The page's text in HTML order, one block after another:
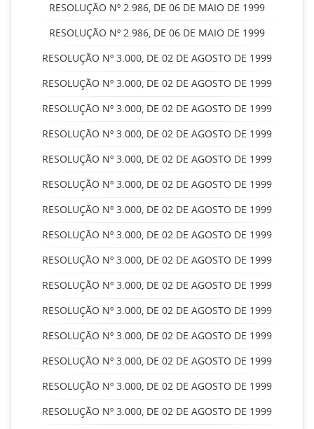
RESOLUÇÃO Nº 2.986, DE 06 DE MAIO DE 1999
RESOLUÇÃO Nº 2.986, DE 06 DE MAIO DE 1999
RESOLUÇÃO Nº 3.000, DE 02 DE AGOSTO DE 1999
RESOLUÇÃO Nº 3.000, DE 02 DE AGOSTO DE 1999
RESOLUÇÃO Nº 3.000, DE 02 DE AGOSTO DE 1999
RESOLUÇÃO Nº 3.000, DE 02 DE AGOSTO DE 1999
RESOLUÇÃO Nº 3.000, DE 02 DE AGOSTO DE 1999
RESOLUÇÃO Nº 3.000, DE 02 DE AGOSTO DE 1999
RESOLUÇÃO Nº 3.000, DE 02 DE AGOSTO DE 1999
RESOLUÇÃO Nº 3.000, DE 02 DE AGOSTO DE 1999
RESOLUÇÃO Nº 3.000, DE 02 DE AGOSTO DE 1999
RESOLUÇÃO Nº 3.000, DE 02 DE AGOSTO DE 1999
RESOLUÇÃO Nº 3.000, DE 02 DE AGOSTO DE 1999
RESOLUÇÃO Nº 3.000, DE 02 DE AGOSTO DE 1999
RESOLUÇÃO Nº 3.000, DE 02 DE AGOSTO DE 1999
RESOLUÇÃO Nº 3.000, DE 02 DE AGOSTO DE 1999
RESOLUÇÃO Nº 3.000, DE 02 DE AGOSTO DE 1999